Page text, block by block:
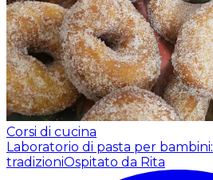
Corsi di cucina
Laboratorio di pasta per
tradizioniOspitato da Rita